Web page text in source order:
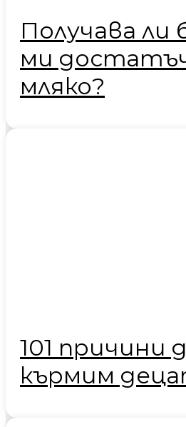
Получава ли
ми
мляко?
101 причини
кърмим